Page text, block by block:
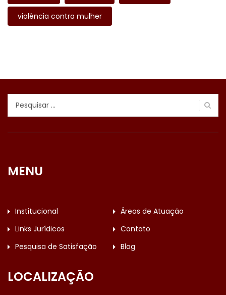
violência contra mulher
Pesquisar
MENU
Institucional
Áreas de Atuação
Links Jurídicos
Contato
Pesquisa de Satisfação
Blog
LOCALIZAÇÃO